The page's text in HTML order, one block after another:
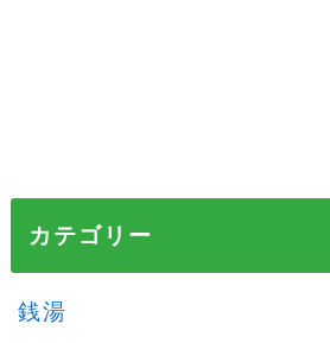
カテゴリー
銭湯